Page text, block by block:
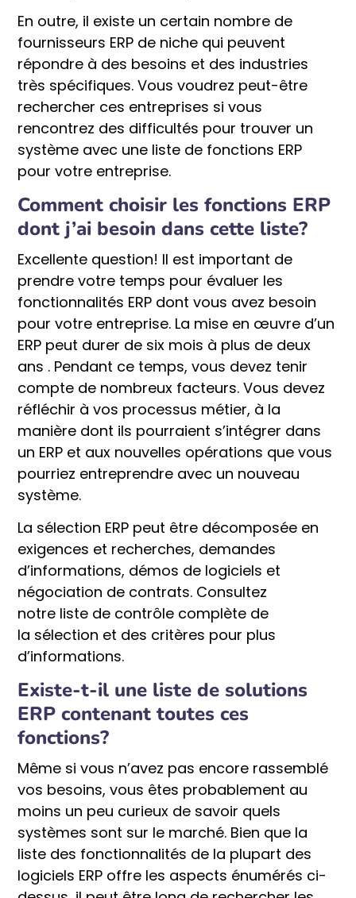
En outre, il existe un certain nombre de
fournisseurs ERP de niche qui peuvent
répondre à des besoins et des industries
très spécifiques. Vous voudrez peut-être
rechercher ces entreprises si vous
rencontrez des difficultés pour trouver un
système avec une liste de fonctions ERP
pour votre entreprise.
Comment choisir les fonctions ERP
dont j’ai besoin dans cette liste?
Excellente question! Il est important de
prendre votre temps pour évaluer les
fonctionnalités ERP dont vous avez besoin
pour votre entreprise. La mise en œuvre d’un
ERP peut durer de six mois à plus de deux
ans . Pendant ce temps, vous devez tenir
compte de nombreux facteurs. Vous devez
réfléchir à vos processus métier, à la
manière dont ils pourraient s’intégrer dans
un ERP et aux nouvelles opérations que vous
pourriez entreprendre avec un nouveau
système.
La sélection ERP peut être décomposée en
exigences et recherches, demandes
d’informations, démos de logiciels et
négociation de contrats. Consultez
notre liste de contrôle complète de
la sélection et des critères pour plus
d’informations.
Existe-t-il une liste de solutions
ERP contenant toutes ces
fonctions?
Même si vous n’avez pas encore rassemblé
vos besoins, vous êtes probablement au
moins un peu curieux de savoir quels
systèmes sont sur le marché. Bien que la
liste des fonctionnalités de la plupart des
logiciels ERP offre les aspects énumérés ci-